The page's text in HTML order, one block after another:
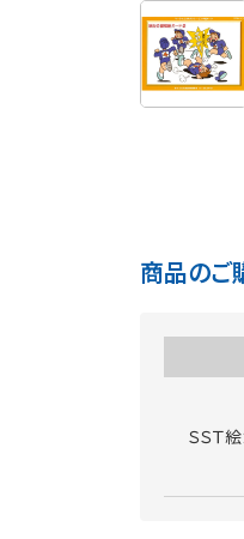
商品のご
ＳＳＴ